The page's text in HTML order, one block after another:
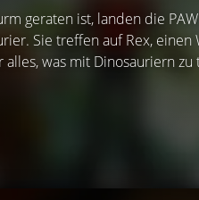
geraten ist, landen die
Sie treffen auf Rex, einen
was mit Dinosauriern zu